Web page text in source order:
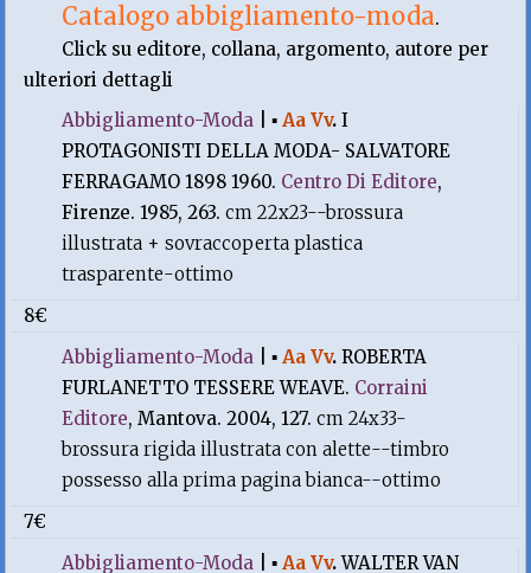
Catalogo abbigliamento-moda.
Click su editore, collana, argomento, autore per
ulteriori dettagli
Abbigliamento-Moda |▪Aa Vv.I
PROTAGONISTI DELLA MODA- SALVATORE
FERRAGAMO 1898 1960. Centro Di Editore,
Firenze. 1985, 263.cm 22x23--brossura
illustrata + sovraccoperta plastica
trasparente-ottimo
8€
Abbigliamento-Moda |▪Aa Vv.ROBERTA
FURLANETTO TESSERE WEAVE. Corraini
Editore, Mantova. 2004, 127.cm 24x33-
brossura rigida illustrata con alette--timbro
possesso alla prima pagina bianca--ottimo
7€
Abbigliamento-Moda |▪Aa Vv.WALTER VAN